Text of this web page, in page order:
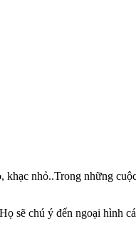
nhỏ..Trong những
sẽ chú ý đến ngoại hình